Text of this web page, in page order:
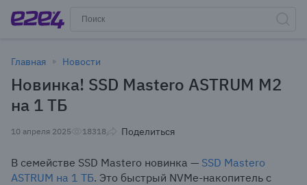
Главная Новости
Новинка! SSD Mastero ASTRUM M2
на 1 ТБ
10 апреля 2025 18318 Поделиться
В семействе SSD Mastero новинка — SSD Mastero
ASTRUM на 1 ТБ. Это быстрый NVMe-накопитель с